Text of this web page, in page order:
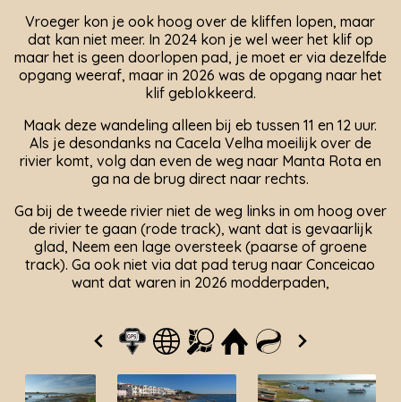
Vroeger kon je ook hoog over de kliffen lopen, maar
dat kan niet meer. In 2024 kon je wel weer het klif op
maar het is geen doorlopen pad, je moet er via dezelfde
opgang weeraf, maar in 2026 was de opgang naar het
klif geblokkeerd.
Maak deze wandeling alleen bij eb tussen 11 en 12 uur.
Als je desondanks na Cacela Velha moeilijk over de
rivier komt, volg dan even de weg naar Manta Rota en
ga na de brug direct naar rechts.
Ga bij de tweede rivier niet de weg links in om hoog over
de rivier te gaan (rode track), want dat is gevaarlijk
glad, Neem een lage oversteek (paarse of groene
track). Ga ook niet via dat pad terug naar Conceicao
want dat waren in 2026 modderpaden,